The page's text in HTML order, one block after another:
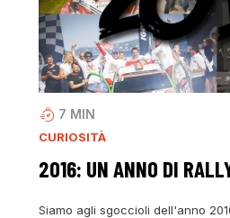
7 MIN
CURIOSITÀ
2016: UN ANNO DI
Siamo agli sgoccioli dell'anno